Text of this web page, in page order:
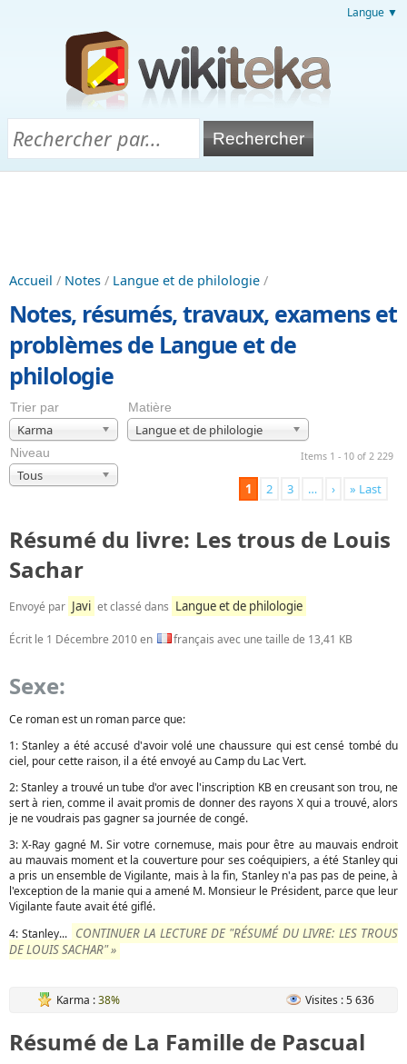
Langue ▼
Accueil / Notes / Langue et de philologie /
Notes, résumés, travaux, examens et
problèmes de Langue et de
philologie
Trier par
Karma
Matière
Langue et de philologie
Niveau
Tous
Items 1 - 10 of 2 229
1 2 3 … › » Last
Résumé du livre: Les trous de Louis
Sachar
Envoyé par Javi et classé dans Langue et de philologie
Écrit le 1 Décembre 2010en français avec une taille de 13,41 KB
Sexe:
Ce roman est un roman parce que:
1: Stanley a été accusé d'avoir volé une chaussure qui est censé tombé du
ciel, pour cette raison, il a été envoyé au Camp du Lac Vert.
2: Stanley a trouvé un tube d'or avec l'inscription KB en creusant son trou, ne
sert à rien, comme il avait promis de donner des rayons X qui a trouvé, alors
je ne voudrais pas gagner sa journée de congé.
3: X-Ray gagné M. Sir votre cornemuse, mais pour être au mauvais endroit
au mauvais moment et la couverture pour ses coéquipiers, a été Stanley qui
a pris un ensemble de Vigilante, mais à la fin, Stanley n'a pas pas de peine, à
l'exception de la manie qui a amené M. Monsieur le Président, parce que leur
Vigilante faute avait été giflé.
4: Stanley... CONTINUER LA LECTURE DE "RÉSUMÉ DU LIVRE: LES TROUS
DE LOUIS SACHAR" »
Karma :38% Visites : 5 636
Résumé de La Famille de Pascual